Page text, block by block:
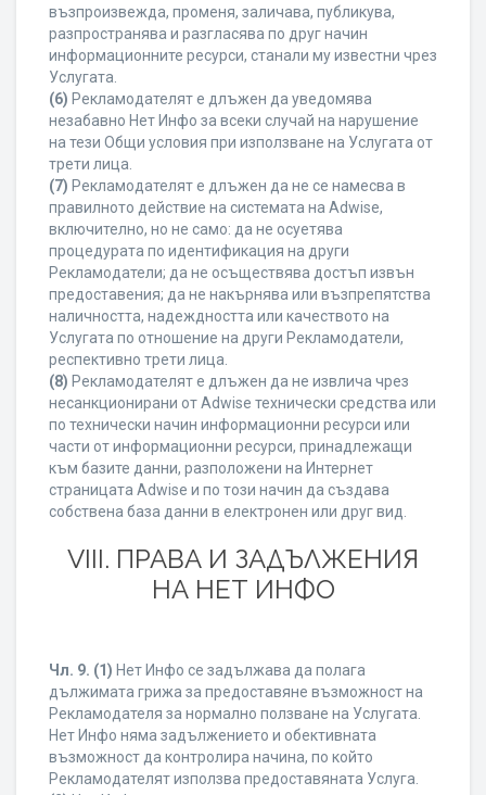
възпроизвежда, променя, заличава, публикува,
разпространява и разгласява по друг начин
информационните ресурси, станали му известни чрез
Услугата.
(6) Рекламодателят е длъжен да уведомява
незабавно Нет Инфо за всеки случай на нарушение
на тези Общи условия при използване на Услугата от
трети лица.
(7) Рекламодателят е длъжен да не се намесва в
правилното действие на системата на Adwise,
включително, но не само: да не осуетява
процедурата по идентификация на други
Рекламодатели; да не осъществява достъп извън
предоставения; да не накърнява или възпрепятства
наличността, надеждността или качеството на
Услугата по отношение на други Рекламодатели,
респективно трети лица.
(8) Рекламодателят е длъжен да не извлича чрез
несанкционирани от Adwise технически средства или
по технически начин информационни ресурси или
части от информационни ресурси, принадлежащи
към базите данни, разположени на Интернет
страницата Adwise и по този начин да създава
собствена база данни в електронен или друг вид.
VIII. ПРАВА И ЗАДЪЛЖЕНИЯ
НА НЕТ ИНФО
Чл. 9. (1) Нет Инфо се задължава да полага
дължимата грижа за предоставяне възможност на
Рекламодателя за нормално ползване на Услугата.
Нет Инфо няма задължението и обективната
възможност да контролира начина, по който
Рекламодателят използва предоставяната Услуга.